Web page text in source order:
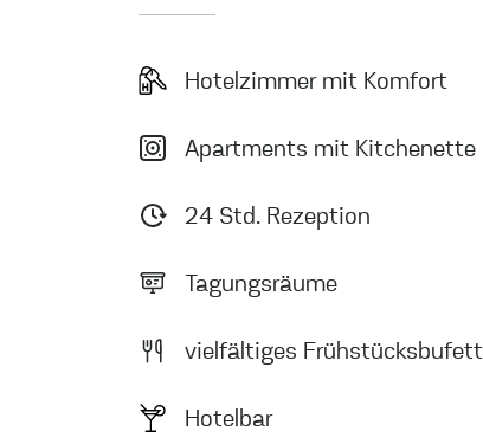
Hotelzimmer mit Komfort
Apartments mit Kitchenette
24 Std. Rezeption
Tagungsräume
vielfältiges Frühstücksbufett
Hotelbar